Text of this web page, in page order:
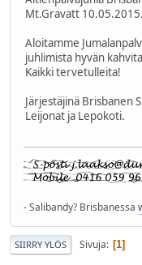
Mt.Gravatt 10.05.2015.
Aloitamme
juhlimista hyvän
Kaikki tervetulleita!
Järjestäjinä Brisbanen
Leijonat ja Lepokoti.
- Salibandy? Brisbanessa
SIIRRY YLÖS Sivuja 1